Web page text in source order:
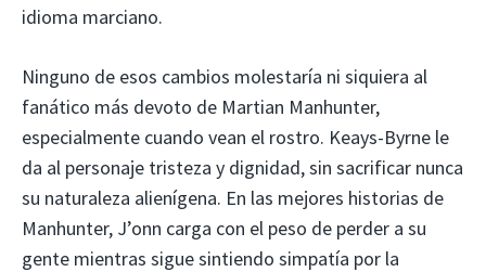
idioma marciano.
Ninguno de esos cambios molestaría ni siquiera al
fanático más devoto de Martian Manhunter,
especialmente cuando vean el rostro. Keays-Byrne le
da al personaje tristeza y dignidad, sin sacrificar nunca
su naturaleza alienígena. En las mejores historias de
Manhunter, J’onn carga con el peso de perder a su
gente mientras sigue sintiendo simpatía por la